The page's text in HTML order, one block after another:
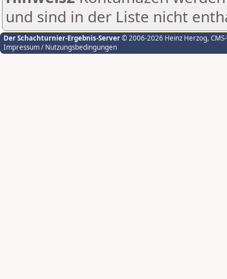
und sind in der Liste nicht
Der Schachturnier-Ergebnis-Server© 2006-2026 Heinz Herzog,
Impressum / Nutzungsbedingungen